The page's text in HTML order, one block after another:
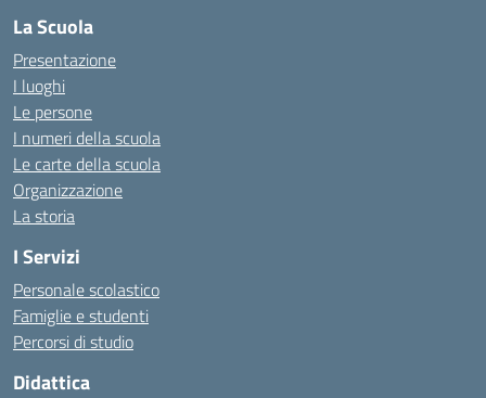
La Scuola
Presentazione
I luoghi
Le persone
I numeri della scuola
Le carte della scuola
Organizzazione
La storia
I Servizi
Personale scolastico
Famiglie e studenti
Percorsi di studio
Didattica